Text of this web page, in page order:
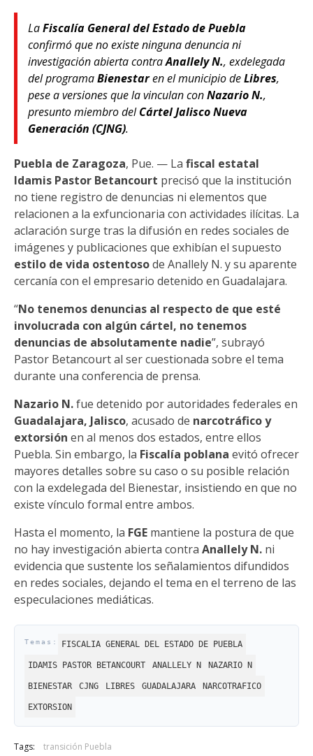
LaFiscalía General del Estado de Puebla
confirmó que no existe ninguna denuncia ni
investigación abierta contraAnallely N., exdelegada
del programaBienestaren el municipio deLibres,
pese a versiones que la vinculan conNazario N.,
presunto miembro delCártel Jalisco Nueva
Generación (CJNG).
Puebla de Zaragoza, Pue. — La fiscal estatal
Idamis Pastor Betancourt precisó que la institución
no tiene registro de denuncias ni elementos que
relacionen a la exfuncionaria con actividades ilícitas. La
aclaración surge tras la difusión en redes sociales de
imágenes y publicaciones que exhibían el supuesto
estilo de vida ostentosode Anallely N. y su aparente
cercanía con el empresario detenido en Guadalajara.
“No tenemos denuncias al respecto de que esté
involucrada con algún cártel, no tenemos
denuncias de absolutamente nadie”, subrayó
Pastor Betancourt al ser cuestionada sobre el tema
durante una conferencia de prensa.
Nazario N.fue detenido por autoridades federales en
Guadalajara, Jalisco, acusado de narcotráfico y
extorsión en al menos dos estados, entre ellos
Puebla. Sin embargo, la Fiscalía poblana evitó ofrecer
mayores detalles sobre su caso o su posible relación
con la exdelegada del Bienestar, insistiendo en que no
existe vínculo formal entre ambos.
Hasta el momento, la FGE mantiene la postura de que
no hay investigación abierta contra Anallely N. ni
evidencia que sustente los señalamientos difundidos
en redes sociales, dejando el tema en el terreno de las
especulaciones mediáticas.
FISCALIA GENERAL DEL ESTADO DE PUEBLA
IDAMIS PASTOR BETANCOURT ANALLELY N NAZARIO N
BIENESTAR CJNG LIBRES GUADALAJARA NARCOTRAFICO
EXTORSION
Tags: transición Puebla